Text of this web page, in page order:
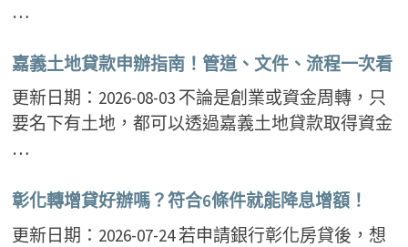
…
嘉義土地貸款申辦指南！管道、文件、流程一次看
更新日期：2026-08-03 不論是創業或資金周轉，只
要名下有土地，都可以透過嘉義土地貸款取得資金
…
彰化轉增貸好辦嗎？符合6條件就能降息增額！
更新日期：2026-07-24 若申請銀行彰化房貸後，想